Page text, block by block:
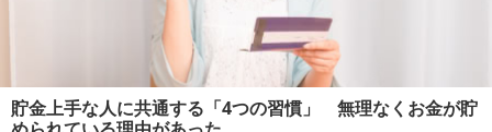
貯金上手な人に共通する「4つの習慣」 無理なくお金が貯